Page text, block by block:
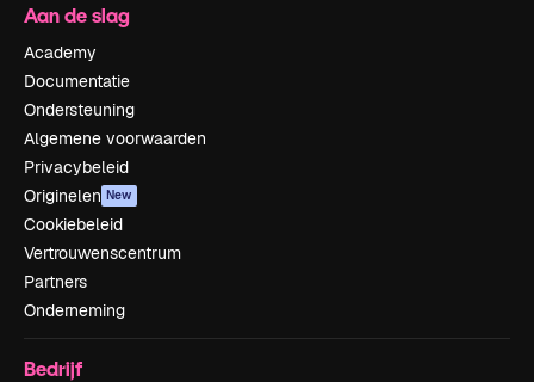
Aan de slag
Academy
Documentatie
Ondersteuning
Algemene voorwaarden
Privacybeleid
Originelen New
Cookiebeleid
Vertrouwenscentrum
Partners
Onderneming
Bedrijf